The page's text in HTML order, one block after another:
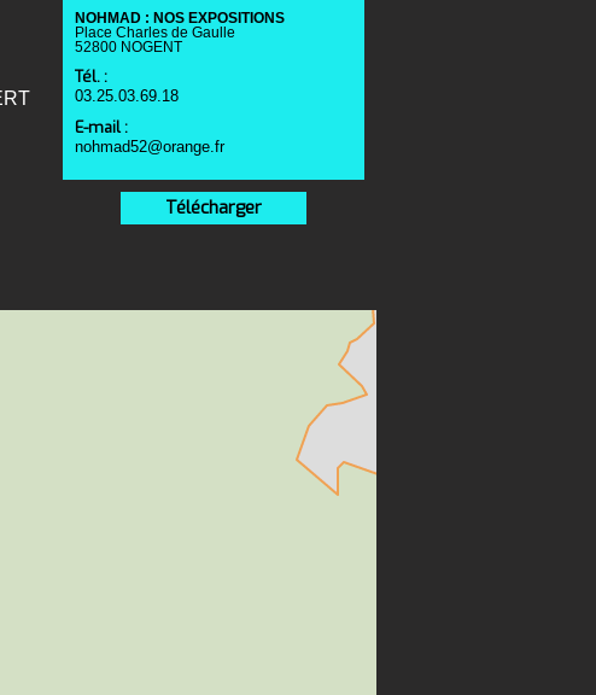
NOHMAD : NOS EXPOSITIONS
Place Charles de Gaulle
52800 NOGENT
Tél. :
03.25.03.69.18
E-mail :
nohmad52@orange.fr
Télécharger